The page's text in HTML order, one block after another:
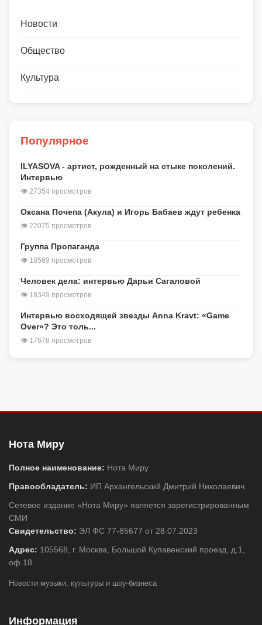
Новости
Общество
Культура
Популярное
ILYASOVA - артист, рожденный на стыке поколений.
Интервью
👁 27354 просмотров
Оксана Почепа (Акула) и Игорь Бабаев ждут ребенка
👁 22075 просмотров
Группа Пропаганда
👁 18569 просмотров
Человек дела: интервью Дарьи Сагаловой
👁 18349 просмотров
Интервью восходящей звезды Anna Kravt: «Game
Over»? Это толь...
👁 17678 просмотров
Нота Миру
Полное наименование: Нота Миру
Правообладатель: ИП Архангельский Дмитрий Николаевич
Сетевое издание «Нота Миру» является зарегистрированным
СМИ
Свидетельство: ЭЛ ФС 77-85677 от 28.07.2023
Адрес: 105568, г. Москва, Большой Купавенский проезд, д.1,
оф.18
Новости музыки, культуры и шоу-бизнеса
Информация